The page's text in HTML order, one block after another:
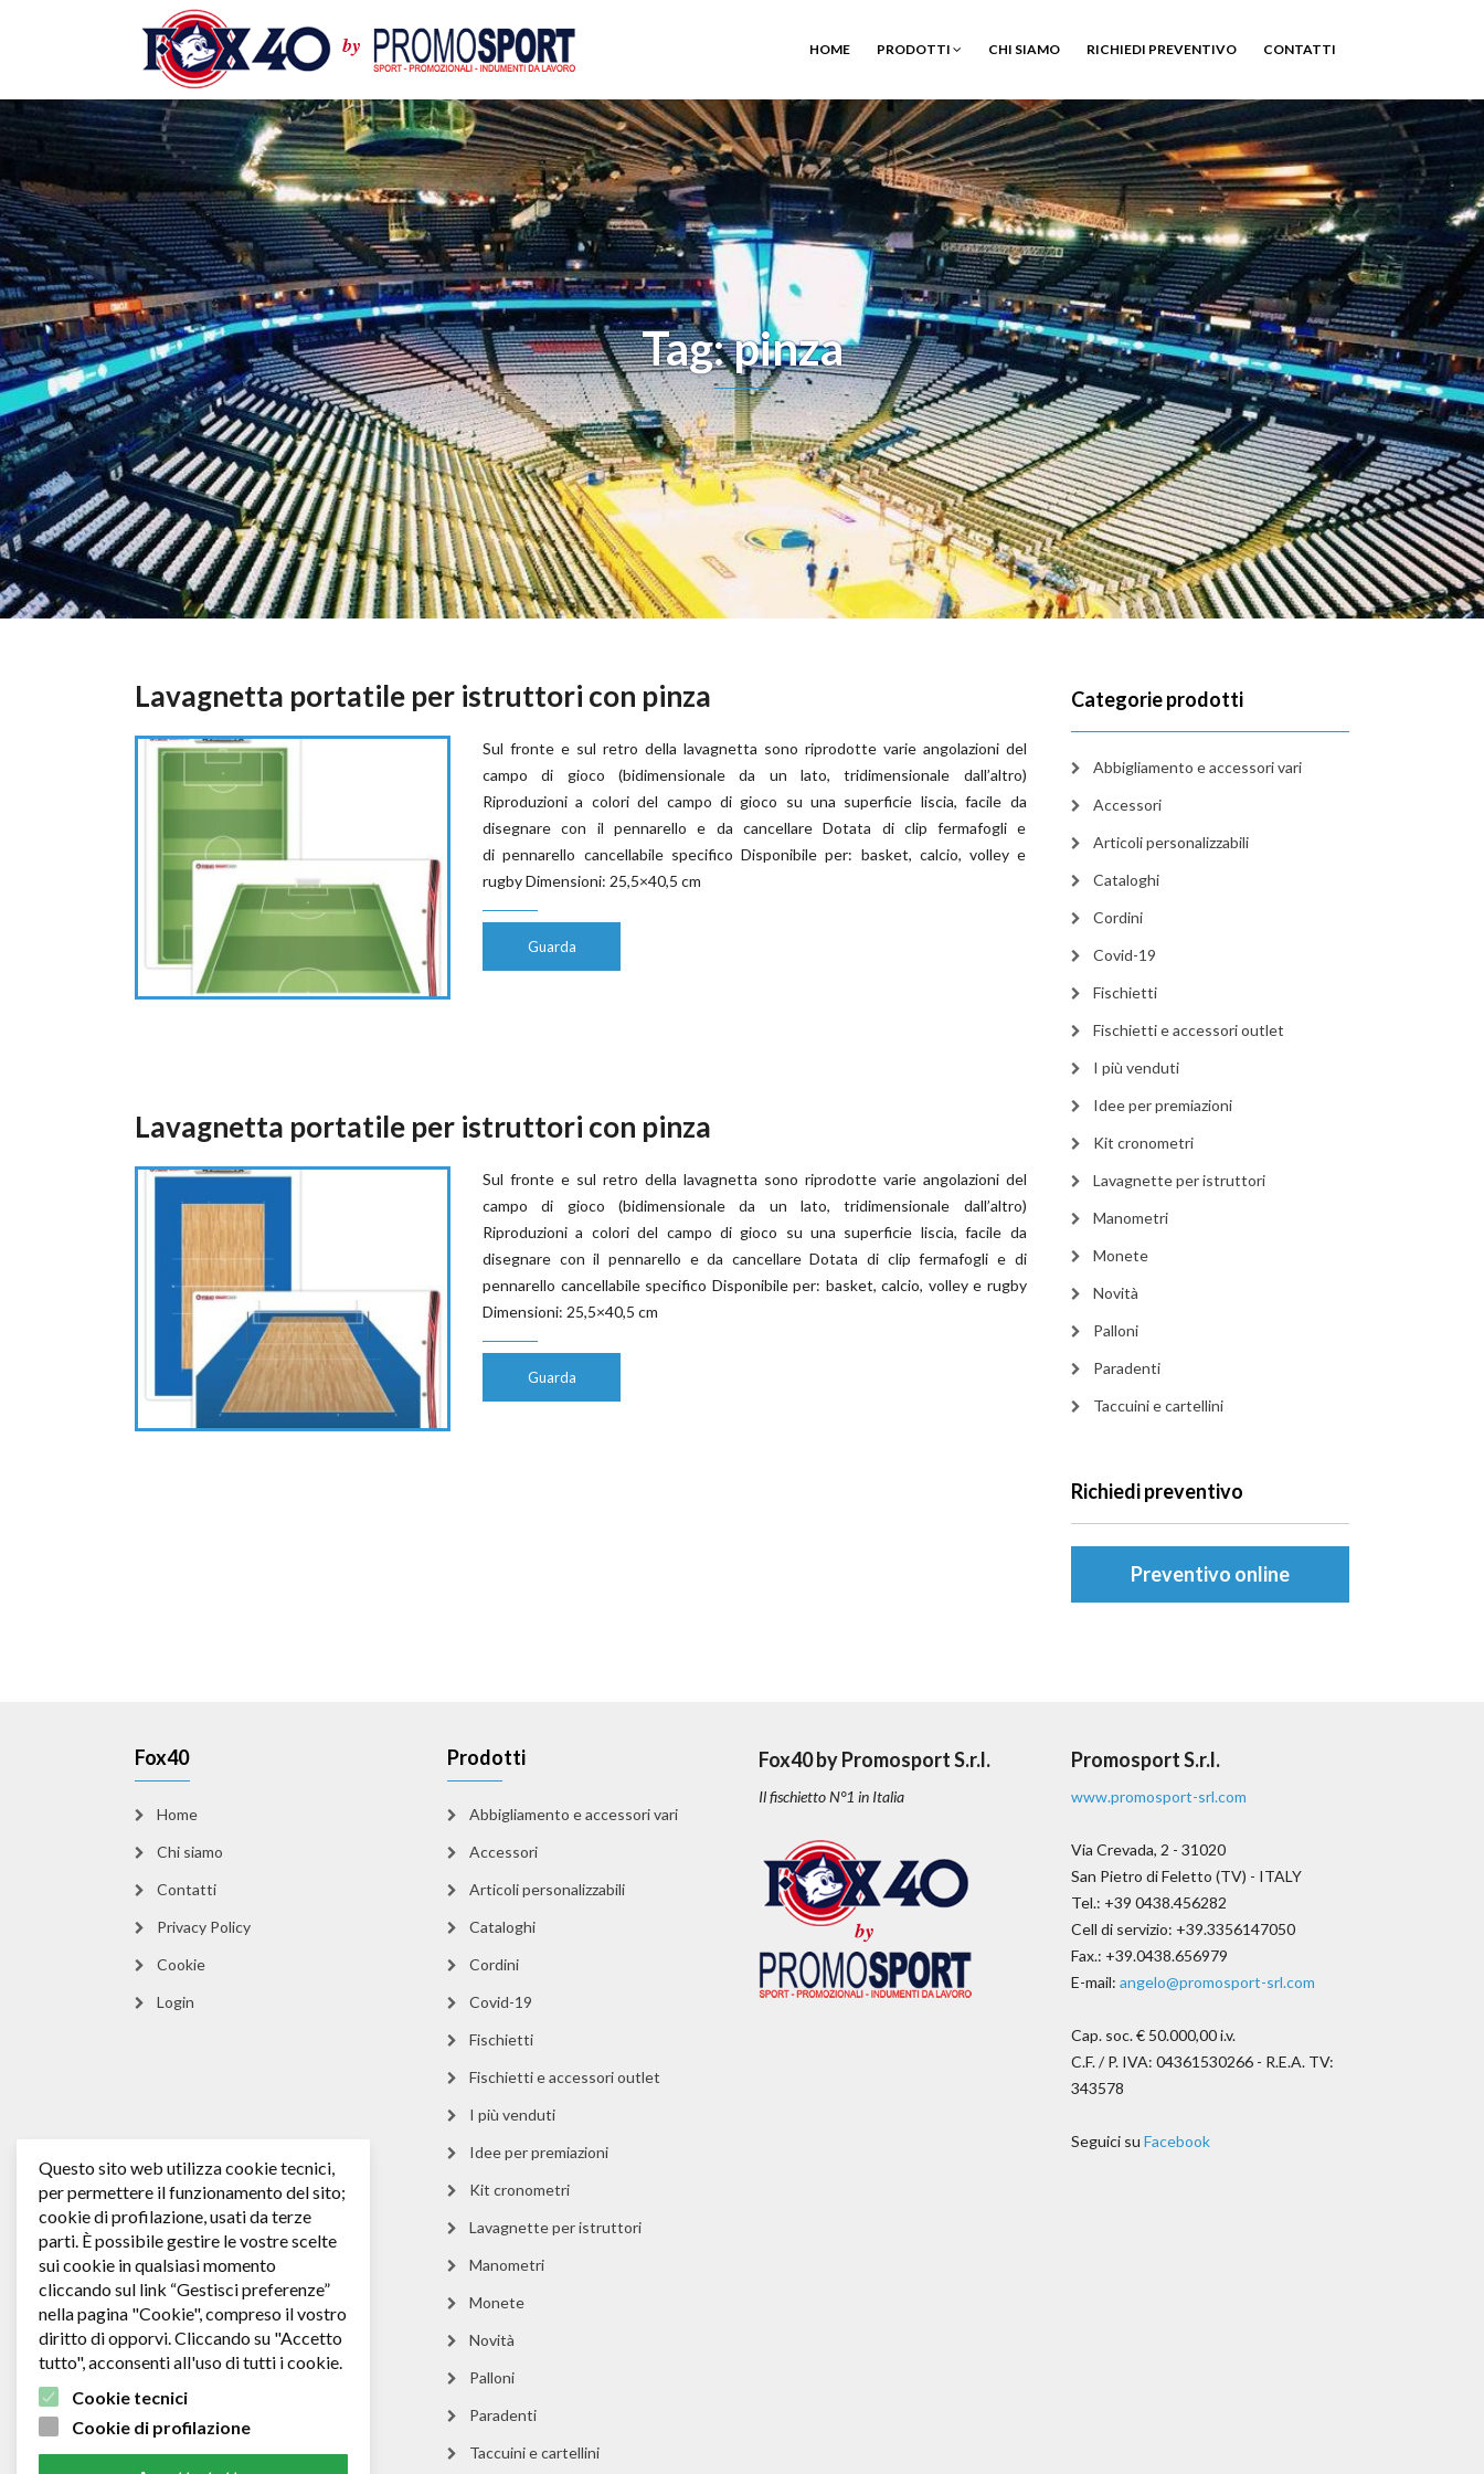
HOME PRODOTTI CHI SIAMO RICHIEDI PREVENTIVO CONTATTI
Tag: pinza
Lavagnetta portatile per istruttori con pinza
Sul fronte e sul retro della lavagnetta sono riprodotte varie angolazioni del
campo di gioco (bidimensionale da un lato, tridimensionale dall’altro)
Riproduzioni a colori del campo di gioco su una superficie liscia, facile da
disegnare con il pennarello e da cancellare Dotata di clip fermafogli e
di pennarello cancellabile specifico Disponibile per: basket, calcio, volley e
rugby Dimensioni: 25,5×40,5 cm
Guarda
Lavagnetta portatile per istruttori con pinza
Sul fronte e sul retro della lavagnetta sono riprodotte varie angolazioni del
campo di gioco (bidimensionale da un lato, tridimensionale dall’altro)
Riproduzioni a colori del campo di gioco su una superficie liscia, facile da
disegnare con il pennarello e da cancellare Dotata di clip fermafogli e di
pennarello cancellabile specifico Disponibile per: basket, calcio, volley e rugby
Dimensioni: 25,5×40,5 cm
Guarda
Categorie prodotti
Abbigliamento e accessori vari
Accessori
Articoli personalizzabili
Cataloghi
Cordini
Covid-19
Fischietti
Fischietti e accessori outlet
I più venduti
Idee per premiazioni
Kit cronometri
Lavagnette per istruttori
Manometri
Monete
Novità
Palloni
Paradenti
Taccuini e cartellini
Richiedi preventivo
Preventivo online
Fox40
Home
Chi siamo
Contatti
Privacy Policy
Cookie
Login
Prodotti
Abbigliamento e accessori vari
Accessori
Articoli personalizzabili
Cataloghi
Cordini
Covid-19
Fischietti
Fischietti e accessori outlet
I più venduti
Idee per premiazioni
Kit cronometri
Lavagnette per istruttori
Manometri
Monete
Novità
Palloni
Paradenti
Taccuini e cartellini
Fox40 by Promosport S.r.l.
Il fischietto N°1 in Italia
Promosport S.r.l.
www.promosport-srl.com
Via Crevada, 2 - 31020
San Pietro di Feletto (TV) - ITALY
Tel.: +39 0438.456282
Cell di servizio: +39.3356147050
Fax.: +39.0438.656979
E-mail: angelo@promosport-srl.com
Cap. soc. € 50.000,00 i.v.
C.F. / P. IVA: 04361530266 - R.E.A. TV:
343578
Seguici su Facebook
Questo sito web utilizza cookie tecnici,
per permettere il funzionamento del sito;
cookie di profilazione, usati da terze
parti. È possibile gestire le vostre scelte
sui cookie in qualsiasi momento
cliccando sul link “Gestisci preferenze”
nella pagina "Cookie", compreso il vostro
diritto di opporvi. Cliccando su "Accetto
tutto", acconsenti all'uso di tutti i cookie.
Cookie tecnici
Cookie di profilazione